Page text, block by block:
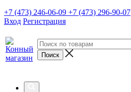
+7 (473) 246-06-09 +7 (473) 296-90-07
Вход Регистрация